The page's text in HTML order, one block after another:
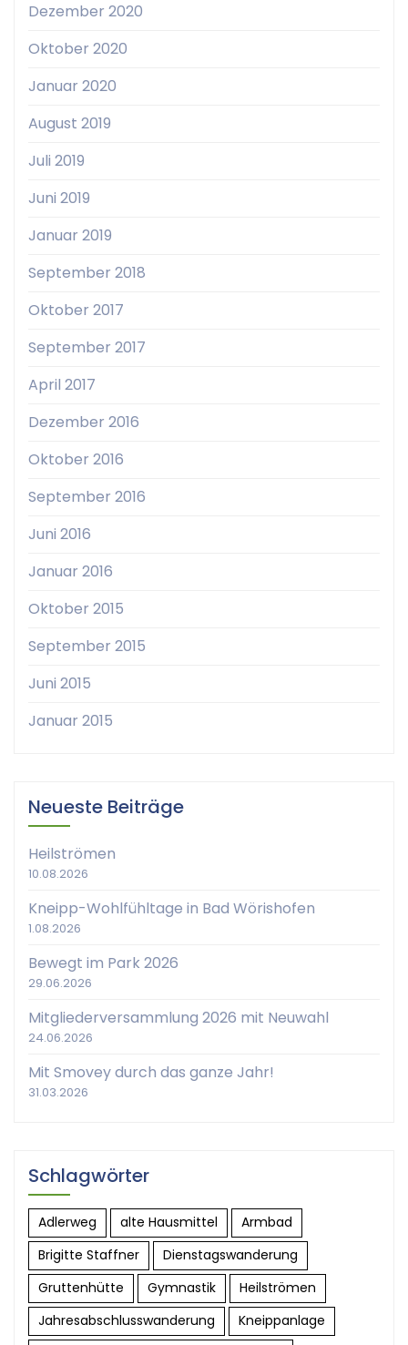
Dezember 2020
Oktober 2020
Januar 2020
August 2019
Juli 2019
Juni 2019
Januar 2019
September 2018
Oktober 2017
September 2017
April 2017
Dezember 2016
Oktober 2016
September 2016
Juni 2016
Januar 2016
Oktober 2015
September 2015
Juni 2015
Januar 2015
Neueste Beiträge
Heilströmen
10.08.2026
Kneipp-Wohlfühltage in Bad Wörishofen
1.08.2026
Bewegt im Park 2026
29.06.2026
Mitgliederversammlung 2026 mit Neuwahl
24.06.2026
Mit Smovey durch das ganze Jahr!
31.03.2026
Schlagwörter
Adlerweg alte Hausmittel
Armbad
Brigitte Staffner
Dienstagswanderung
Gruttenhütte
Gymnastik
Heilströmen
Jahresabschlusswanderung
Kneippanlage